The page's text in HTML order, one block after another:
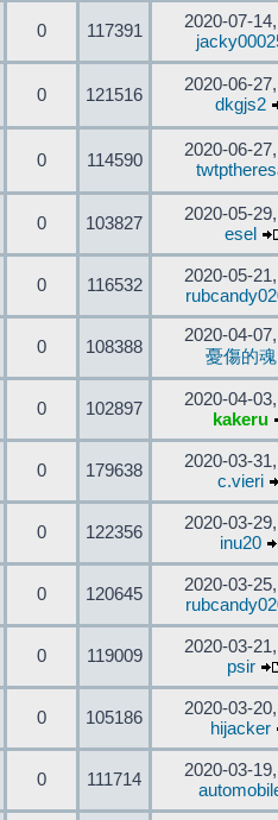
0 117391
2020-07-
0 121516
2020-06-
dkgjs2
0 114590
2020-06-
0 103827
2020-05-
esel
0 116532
2020-05-
0 108388
2020-04-
憂傷的魂
0 102897
2020-04-
kakeru
0 179638
2020-03-
c.vieri
0 122356
2020-03-
inu20
0 120645
2020-03-
0 119009
2020-03-
psir
0 105186
2020-03-
hijacker
0 111714
2020-03-